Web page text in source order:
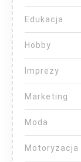
Edukacja
Hobby
Imprezy
Marketing
Moda
Motoryzacja